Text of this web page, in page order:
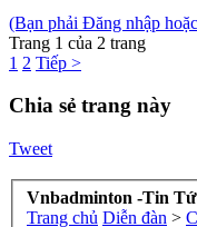
(Bạn phải Đăng nhập
Trang 1 của 2 trang
1 2 Tiếp >
Chia sẻ trang này
Tweet
Vnbadminton -Tin
Trang chủ Diễn đàn >